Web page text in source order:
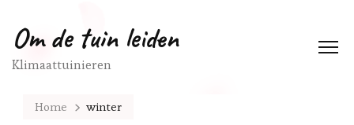
Om de tuin leiden
Klimaattuinieren
Home winter